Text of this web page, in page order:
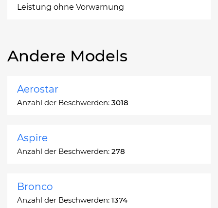
Leistung ohne Vorwarnung
Andere Models
Aerostar
Anzahl der Beschwerden: 3018
Aspire
Anzahl der Beschwerden: 278
Bronco
Anzahl der Beschwerden: 1374